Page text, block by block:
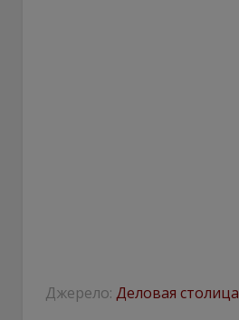
Джерело: Деловая столица